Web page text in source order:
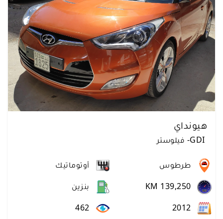
هيونداي
GDI
- فيلوستر
طرطوس
أوتوماتيك
بنزين